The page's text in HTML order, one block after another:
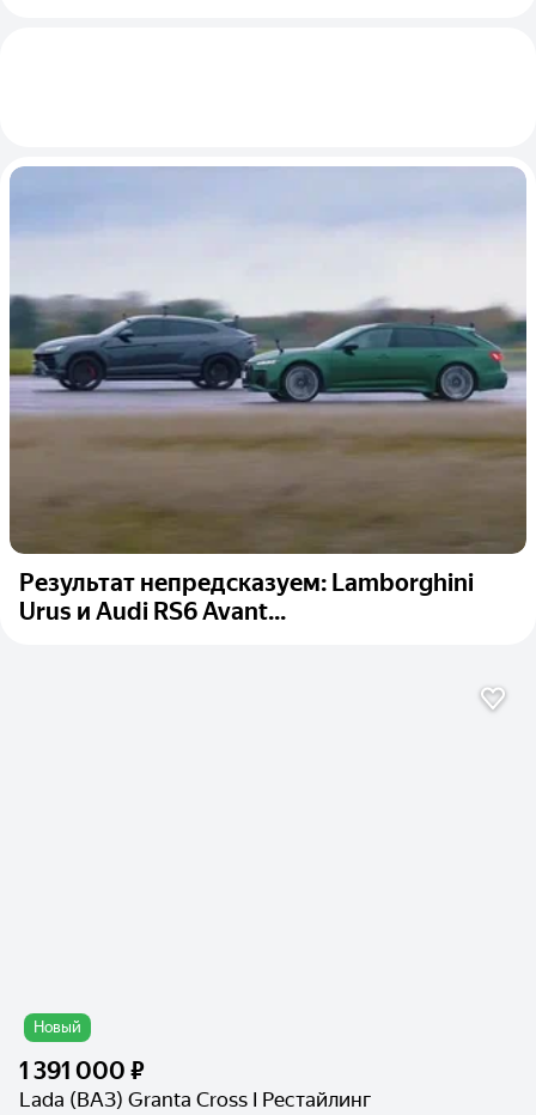
Результат непредсказуем: Lamborghini
Urus и Audi RS6 Avant...
Новый
1 391 000 ₽
Lada (ВАЗ) Granta Cross I Рестайлинг